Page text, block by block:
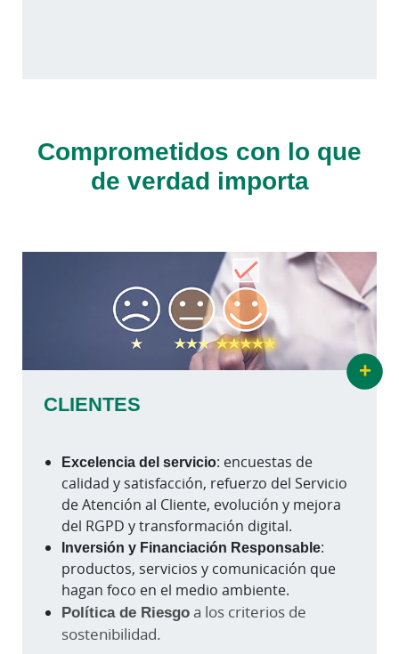
Comprometidos con lo que
de verdad importa
+
CLIENTES
Excelencia del servicio: encuestas de
calidad y satisfacción, refuerzo del Servicio
de Atención al Cliente, evolución y mejora
del RGPD y transformación digital.
Inversión y Financiación Responsable:
productos, servicios y comunicación que
hagan foco en el medio ambiente.
Política de Riesgoa los criterios de
sostenibilidad.